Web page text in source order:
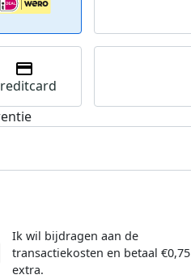
Streefbedrag
Ik wil bijdragen aan de
transactiekosten en betaal €0,75
extra.